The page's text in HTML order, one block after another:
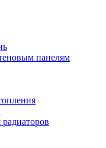
панелям